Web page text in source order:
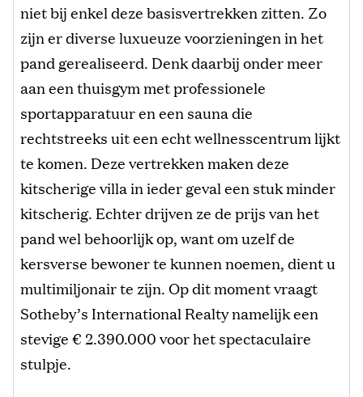
niet bij enkel deze basisvertrekken zitten. Zo
zijn er diverse luxueuze voorzieningen in het
pand gerealiseerd. Denk daarbij onder meer
aan een thuisgym met professionele
sportapparatuur en een sauna die
rechtstreeks uit een echt wellnesscentrum lijkt
te komen. Deze vertrekken maken deze
kitscherige villa in ieder geval een stuk minder
kitscherig. Echter drijven ze de prijs van het
pand wel behoorlijk op, want om uzelf de
kersverse bewoner te kunnen noemen, dient u
multimiljonair te zijn. Op dit moment vraagt
Sotheby’s International Realty namelijk een
stevige € 2.390.000 voor het spectaculaire
stulpje.